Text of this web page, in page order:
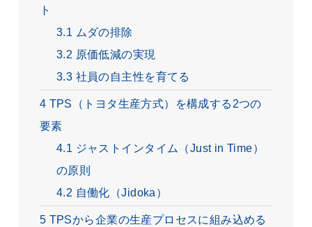
ト
3.1 ムダの排除
3.2 原価低減の実現
3.3 社員の自主性を育てる
4 TPS（トヨタ生産方式）を構成する2つの
要素
4.1 ジャストインタイム（Just in Time）
の原則
4.2 自働化（Jidoka）
5 TPSから企業の生産プロセスに組み込める